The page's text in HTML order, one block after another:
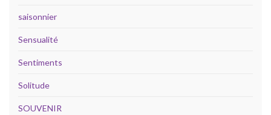
saisonnier
Sensualité
Sentiments
Solitude
SOUVENIR